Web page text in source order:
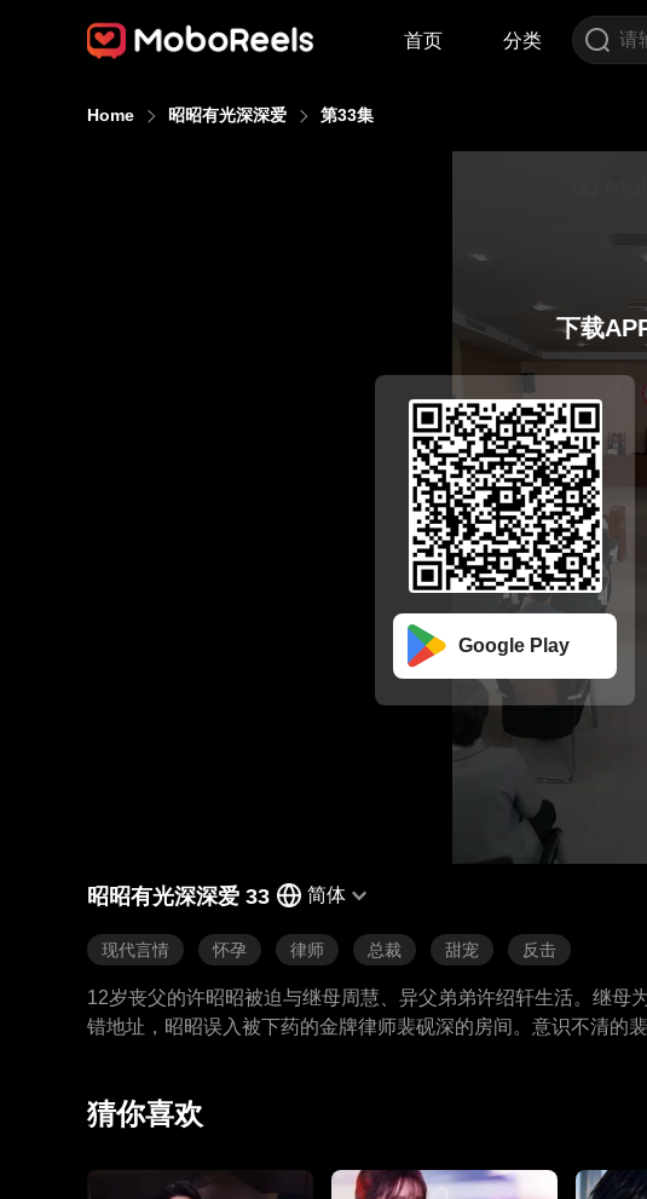
首页 分类
Home 昭昭有光深深爱 第33集
下载
Google Play
昭昭有光深深爱 33 简体
现代言情 怀孕 律师 总裁 甜宠 反击
12岁丧父的许昭昭被迫与继母周慧、异父弟弟许绍轩生活。继
错地址，昭昭误入被下药的金牌律师裴砚深的房间。意识不清的
猜你喜欢